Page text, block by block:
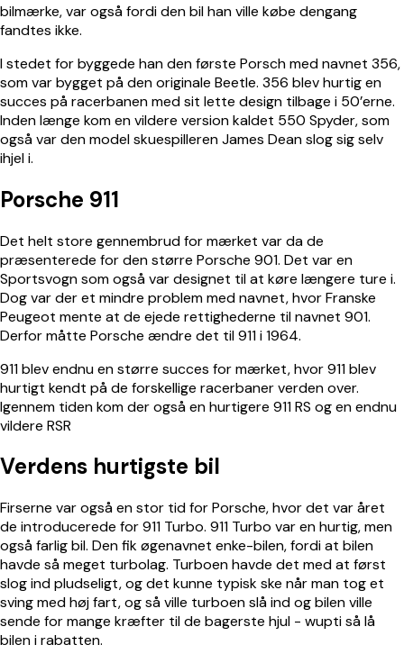
bilmærke, var også fordi den bil han ville købe dengang
fandtes ikke.
I stedet for byggede han den første Porsch med navnet 356,
som var bygget på den originale Beetle. 356 blev hurtig en
succes på racerbanen med sit lette design tilbage i 50’erne.
Inden længe kom en vildere version kaldet 550 Spyder, som
også var den model skuespilleren James Dean slog sig selv
ihjel i.
Porsche 911
Det helt store gennembrud for mærket var da de
præsenterede for den større Porsche 901. Det var en
Sportsvogn som også var designet til at køre længere ture i.
Dog var der et mindre problem med navnet, hvor Franske
Peugeot mente at de ejede rettighederne til navnet 901.
Derfor måtte Porsche ændre det til 911 i 1964.
911 blev endnu en større succes for mærket, hvor 911 blev
hurtigt kendt på de forskellige racerbaner verden over.
Igennem tiden kom der også en hurtigere 911 RS og en endnu
vildere RSR
Verdens hurtigste bil
Firserne var også en stor tid for Porsche, hvor det var året
de introducerede for 911 Turbo. 911 Turbo var en hurtig, men
også farlig bil. Den fik øgenavnet enke-bilen, fordi at bilen
havde så meget turbolag. Turboen havde det med at først
slog ind pludseligt, og det kunne typisk ske når man tog et
sving med høj fart, og så ville turboen slå ind og bilen ville
sende for mange kræfter til de bagerste hjul - wupti så lå
bilen i rabatten.